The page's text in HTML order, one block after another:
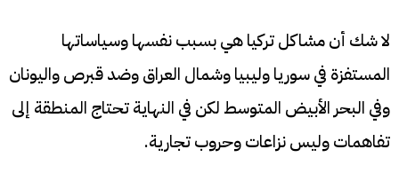
لا شك أن مشاكل تركيا هي بسبب نفسها وسياساتها
المستفزة في سوريا وليبيا وشمال العراق وضد قبرص واليونان
وفي البحر الأبيض المتوسط لكن في النهاية تحتاج المنطقة إلى
تفاهمات وليس نزاعات وحروب تجارية.